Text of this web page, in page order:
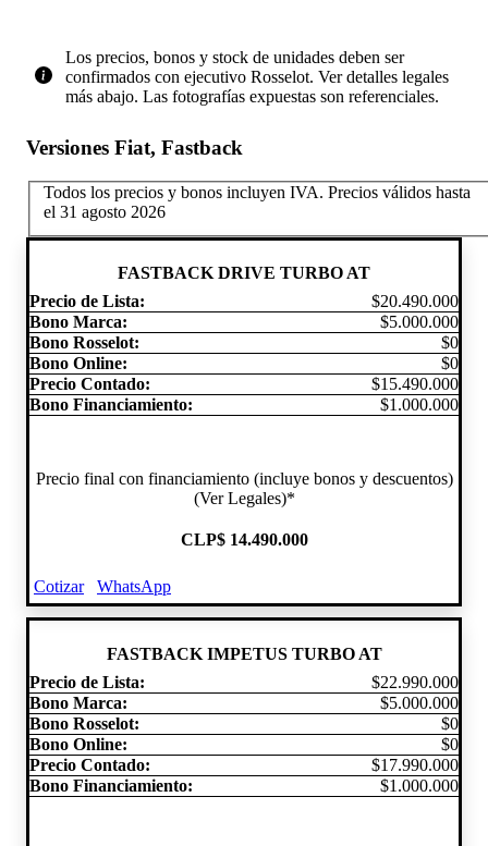
Los precios, bonos y stock de unidades deben ser
confirmados con ejecutivo Rosselot. Ver detalles legales
más abajo. Las fotografías expuestas son referenciales.
Versiones Fiat, Fastback
Todos los precios y bonos incluyen IVA. Precios válidos hasta
el 31 agosto 2026
FASTBACK DRIVE TURBO AT
Precio de Lista:
$20.490.000
Bono Marca:
$5.000.000
Bono Rosselot:
$0
Bono Online:
$0
Precio Contado:
$15.490.000
Bono Financiamiento:
$1.000.000
Precio final con financiamiento (incluye bonos y descuentos)
(Ver Legales)*
CLP$ 14.490.000
Cotizar WhatsApp
FASTBACK IMPETUS TURBO AT
Precio de Lista:
$22.990.000
Bono Marca:
$5.000.000
Bono Rosselot:
$0
Bono Online:
$0
Precio Contado:
$17.990.000
Bono Financiamiento:
$1.000.000